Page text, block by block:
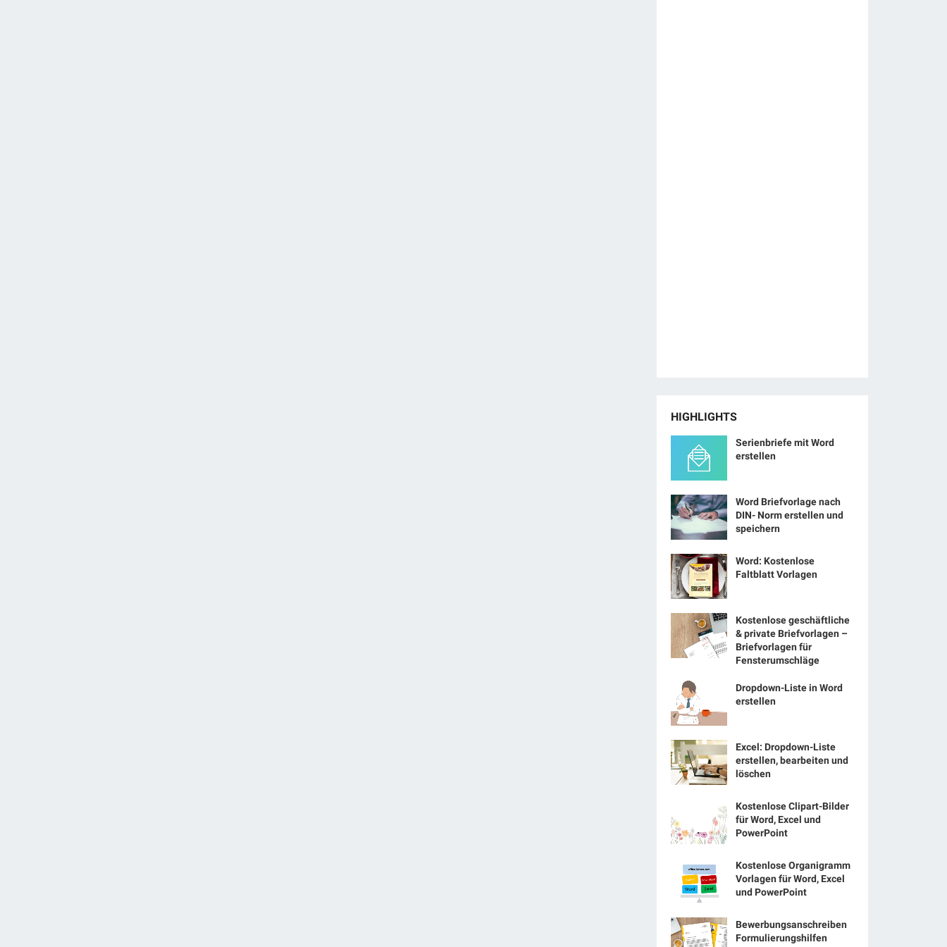
HIGHLIGHTS
Serienbriefe mit Word
erstellen
Word Briefvorlage nach
DIN- Norm erstellen und
speichern
Word: Kostenlose
Faltblatt Vorlagen
Kostenlose geschäftliche
& private Briefvorlagen –
Briefvorlagen für
Fensterumschläge
Dropdown-Liste in Word
erstellen
Excel: Dropdown-Liste
erstellen, bearbeiten und
löschen
Kostenlose Clipart-Bilder
für Word, Excel und
PowerPoint
Kostenlose Organigramm
Vorlagen für Word, Excel
und PowerPoint
Bewerbungsanschreiben
Formulierungshilfen